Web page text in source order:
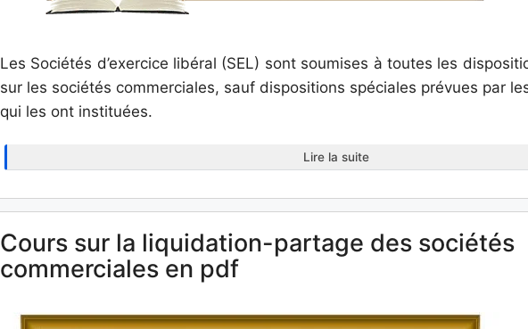
Les Sociétés d’exercice libéral (SEL) sont soumises à toutes les
sur les sociétés commerciales, sauf dispositions spéciales prévues par
qui les ont instituées.
Lire la suite
Cours sur la liquidation-partage des sociétés
commerciales en pdf